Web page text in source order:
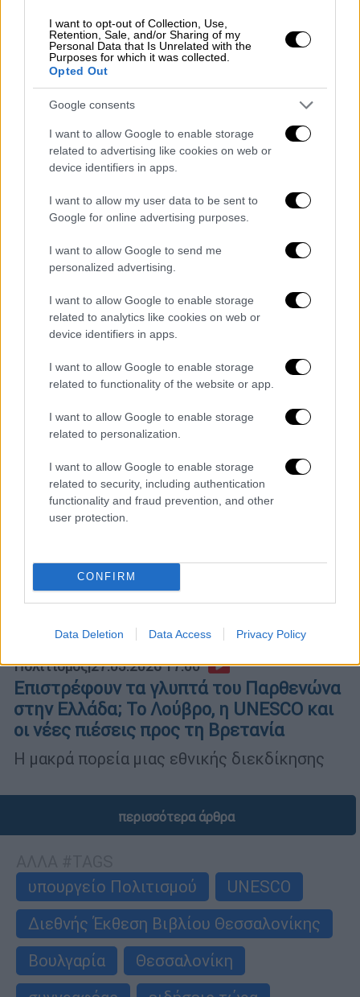
I want to opt-out of Collection, Use,
Retention, Sale, and/or Sharing of my
Personal Data that Is Unrelated with the
Purposes for which it was collected.
Opted Out
Google consents
I want to allow Google to enable storage
related to advertising like cookies on web or
device identifiers in apps.
I want to allow my user data to be sent to
Google for online advertising purposes.
I want to allow Google to send me
personalized advertising.
I want to allow Google to enable storage
related to analytics like cookies on web or
device identifiers in apps.
I want to allow Google to enable storage
related to functionality of the website or app.
I want to allow Google to enable storage
related to personalization.
I want to allow Google to enable storage
related to security, including authentication
functionality and fraud prevention, and other
user protection.
CONFIRM
Data Deletion Data Access Privacy Policy
Μενδώνη: Επιστολή προς την Ουκρανία
για την επίθεση στη Λαύρα των
Σπηλαίων
Η υπουργός Πολιτισμού απέστειλε
επιστολή στην Ουκρανία, εκφράζοντας τη
συμπαράσταση της Ελλάδας για τη ρωσική
επίθεση της 15ης Ιουνίου, η οποία
του Κιέβου
Πολιτισμός|27.05.2026 17:00
Επιστρέφουν τα γλυπτά του Παρθενώνα
στην Ελλάδα; Το Λούβρο, η UNESCO και
οι νέες πιέσεις προς τη Βρετανία
Η μακρά πορεία μιας εθνικής διεκδίκησης
περισσότερα άρθρα
υπουργείο Πολιτισμού
UNESCO
Διεθνής Έκθεση Βιβλίου Θεσσαλονίκης
Βουλγαρία
Θεσσαλονίκη